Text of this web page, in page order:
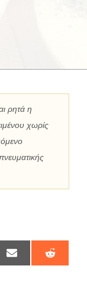
ρητά η
χωρίς
Share
on
Share
on